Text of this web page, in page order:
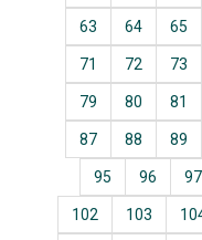
63 64 65
71 72 73
79 80 81
87 88 89
95 96 97
102 103